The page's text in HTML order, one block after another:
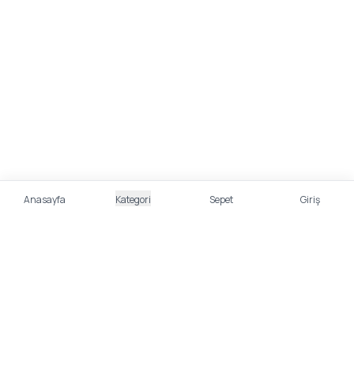
Anasayfa Kategori Sepet Giriş